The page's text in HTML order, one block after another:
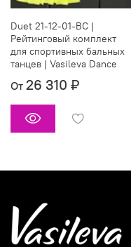
Duet 21-12-01-BC |
Рейтинговый комплект
для спортивных бальных
танцев | Vasileva Dance
От 26 310 ₽